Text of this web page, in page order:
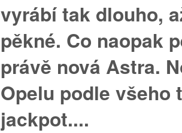
vyrábí tak dlouho,
pěkné. Co naopak
právě nová Astra.
Opelu podle všeho
jackpot....